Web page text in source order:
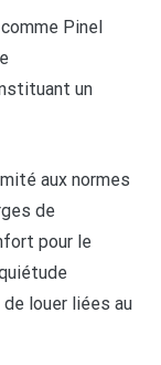
Pinel
un
aux normes
de
pour le
louer liées au